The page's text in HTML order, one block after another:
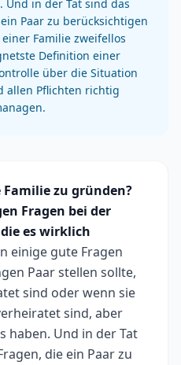
Und in der Tat sind das
Paar zu berücksichtigen
Familie zweifellos
Definition einer
über die Situation
allen Pflichten richtig
zu gründen?
Fragen bei der
es wirklich
einige gute Fragen
Paar stellen sollte,
sind oder wenn sie
sind, aber
haben. Und in der Tat
die ein Paar zu